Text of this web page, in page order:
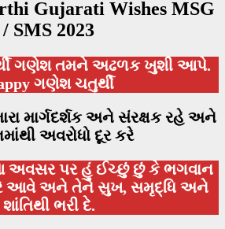
Gujarati Wishes MSG
/ SMS 2023
ગણેશ તમને અઢળક ખુશી આપે.
ગણેશ ચતુર્થી
માર્ગદર્શક અને સંરક્ષક રહે અને
અવરોધો દૂર કરે
અવસર પર હું ઈચ્છું છું કે ભગવાન
આવે અને તેને સુખ, સમૃદ્ધિ અને
શાંતિથી ભરી દે.